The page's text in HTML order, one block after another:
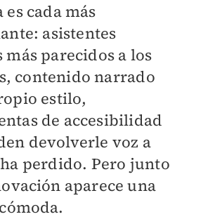
cada más
asistentes
parecidos a los
contenido narrado
estilo,
de accesibilidad
devolverle voz a
perdido. Pero junto
aparece una